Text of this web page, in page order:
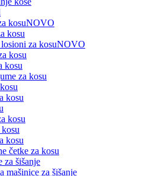
kosuNOVO
kosu
za kosuNOVO
kosu
kosu
za kosu
kosu
kosu
kosu
kosu
četke za kosu
za šišanje
mašinice za šišanje